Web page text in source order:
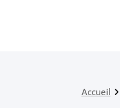
Accueil